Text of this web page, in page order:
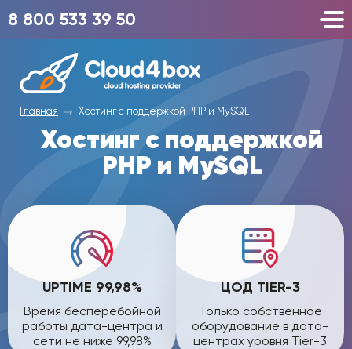
8 800 533 39 50
Главная Хостинг с поддержкой PHP и MySQL
Хостинг с поддержкой
PHP и MySQL
UPTIME 99,98%
Время бесперебойной
работы дата-центра и
сети не ниже 99,98%
ЦОД TIER-3
Только собственное
оборудование в дата-
центрах уровня Tier-3